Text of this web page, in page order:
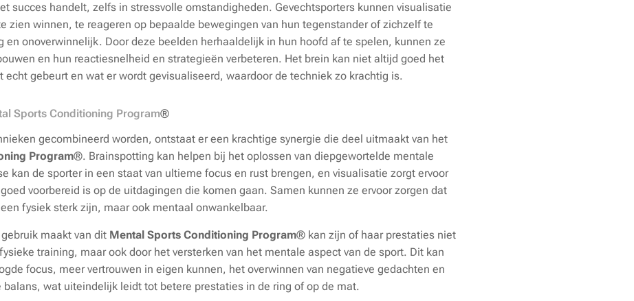
succes handelt, zelfs in stressvolle omstandigheden. Gevechtsporters kunnen visualisatie
zien winnen, te reageren op bepaalde bewegingen van hun tegenstander of zichzelf te
en onoverwinnelijk. Door deze beelden herhaaldelijk in hun hoofd af te spelen, kunnen ze
en hun reactiesnelheid en strategieën verbeteren. Het brein kan niet altijd goed het
echt gebeurt en wat er wordt gevisualiseerd, waardoor de techniek zo krachtig is.
Sports Conditioning Program®
gecombineerd worden, ontstaat er een krachtige synergie die deel uitmaakt van het
Program®. Brainspotting kan helpen bij het oplossen van diepgewortelde mentale
kan de sporter in een staat van ultieme focus en rust brengen, en visualisatie zorgt ervoor
voorbereid is op de uitdagingen die komen gaan. Samen kunnen ze ervoor zorgen dat
fysiek sterk zijn, maar ook mentaal onwankelbaar.
maakt van dit Mental Sports Conditioning Program® kan zijn of haar prestaties niet
training, maar ook door het versterken van het mentale aspect van de sport. Dit kan
focus, meer vertrouwen in eigen kunnen, het overwinnen van negatieve gedachten en
wat uiteindelijk leidt tot betere prestaties in de ring of op de mat.